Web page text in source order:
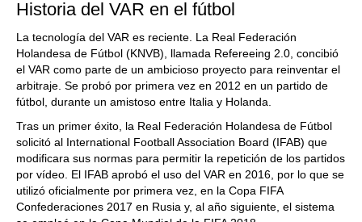
Historia del VAR en el fútbol
La tecnología del VAR es reciente. La Real Federación
Holandesa de Fútbol (KNVB), llamada Refereeing 2.0, concibió
el VAR como parte de un ambicioso proyecto para reinventar el
arbitraje. Se probó por primera vez en 2012 en un partido de
fútbol, durante un amistoso entre Italia y Holanda.
Tras un primer éxito, la Real Federación Holandesa de Fútbol
solicitó al International Football Association Board (IFAB) que
modificara sus normas para permitir la repetición de los partidos
por vídeo. El IFAB aprobó el uso del VAR en 2016, por lo que se
utilizó oficialmente por primera vez, en la Copa FIFA
Confederaciones 2017 en Rusia y, al año siguiente, el sistema